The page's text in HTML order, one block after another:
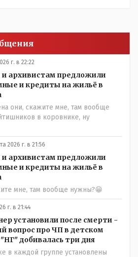
г. в 22:22
архивистам предложили
и кредиты на жильё в
они, скажите мне, там вообще
в коровнике, ну
2026 г. в 21:56
архивистам предложили
и кредиты на жильё в
мне, там вообще нужны?😁
г. в 21:44
установили после смерти -
вопрос про ЧП в детском
добивалась три дня
в каждой группе установлены